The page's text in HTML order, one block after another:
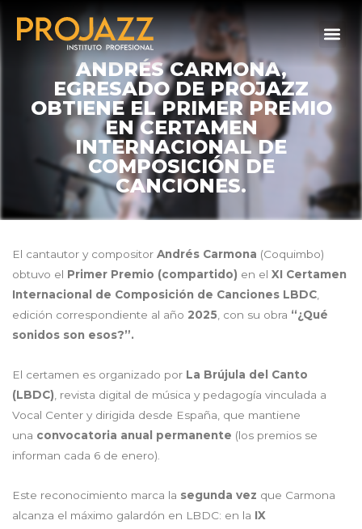
ANDRÉS CARMONA,
EGRESADO DE PROJAZZ
OBTIENE EL PRIMER PREMIO
EN CERTAMEN
INTERNACIONAL DE
COMPOSICIÓN DE
CANCIONES.
El cantautor y compositor Andrés Carmona (Coquimbo)
obtuvo el Primer Premio (compartido) en el XI Certamen
Internacional de Composición de Canciones LBDC,
edición correspondiente al año 2025, con su obra “¿Qué
sonidos son esos?”.
El certamen es organizado por La Brújula del Canto
(LBDC), revista digital de música y pedagogía vinculada a
Vocal Center y dirigida desde España, que mantiene
una convocatoria anual permanente (los premios se
informan cada 6 de enero).
Este reconocimiento marca la segunda vez que Carmona
alcanza el máximo galardón en LBDC: en la IX